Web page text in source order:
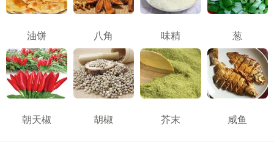
油饼 八角 味精 葱
朝天椒 胡椒 芥末 咸鱼